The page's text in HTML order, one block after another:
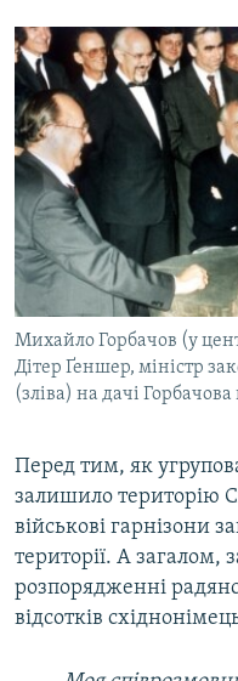
Михайло Горбачов (у
Дітер Ґеншер, міністр
(зліва) на дачі
Перед тим, як
залишило територію
військові гарнізони
території. А
розпорядженні
відсотків